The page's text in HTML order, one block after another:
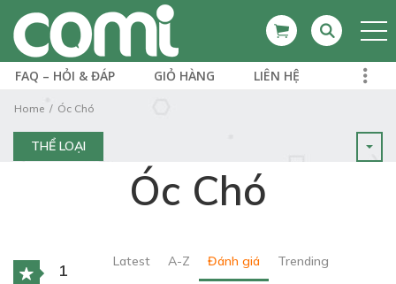
FAQ – HỎI & ĐÁP GIỎ HÀNG LIÊN HỆ
Home Óc Chó
THỂ LOẠI
Óc Chó
1
Latest A-Z Đánh giá Trending